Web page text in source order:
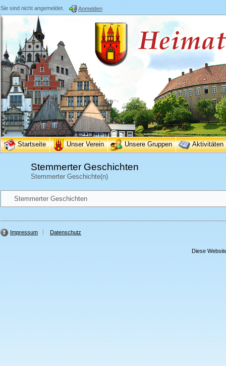
Sie sind nicht angemeldet. Anmelden
Startseite Unser Verein Unsere Gruppen Aktivitäten
Stemmerter Geschichten
Stemmerter Geschichte(n)
Stemmerter Geschichten
Impressum Datenschutz
Diese